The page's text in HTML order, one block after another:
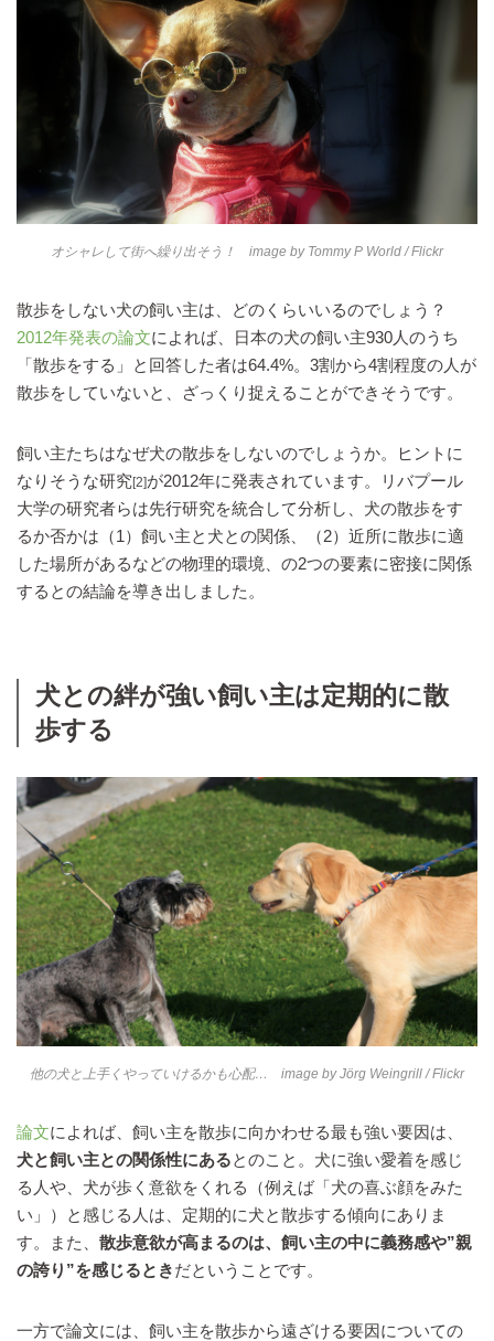
オシャレして街へ繰り出そう！ image by Tommy P World / Flickr
散歩をしない犬の飼い主は、どのくらいいるのでしょう？
2012年発表の論文によれば、日本の犬の飼い主930人のうち
「散歩をする」と回答した者は64.4%。3割から4割程度の人が
散歩をしていないと、ざっくり捉えることができそうです。
飼い主たちはなぜ犬の散歩をしないのでしょうか。ヒントに
なりそうな研究[2]が2012年に発表されています。リバプール
大学の研究者らは先行研究を統合して分析し、犬の散歩をす
るか否かは（1）飼い主と犬との関係、（2）近所に散歩に適
した場所があるなどの物理的環境、の2つの要素に密接に関係
するとの結論を導き出しました。
犬との絆が強い飼い主は定期的に散
歩する
他の犬と上手くやっていけるかも心配… image byJörg Weingrill/ Flickr
論文によれば、飼い主を散歩に向かわせる最も強い要因は、
犬と飼い主との関係性にあるとのこと。犬に強い愛着を感じ
る人や、犬が歩く意欲をくれる（例えば「犬の喜ぶ顔をみた
い」）と感じる人は、定期的に犬と散歩する傾向にありま
す。また、 散歩意欲が高まるのは、飼い主の中に義務感や”親
の誇り”を感じるときだということです。
一方で論文には、飼い主を散歩から遠ざける要因についての